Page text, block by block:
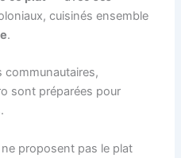
cuisinés ensemble
.
communautaires,
sont préparées pour
proposent pas le plat